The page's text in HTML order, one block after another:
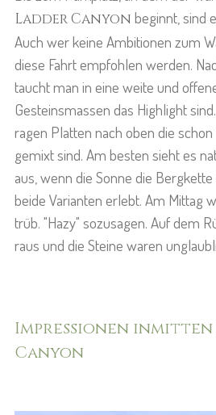
Ladder Canyon beginnt, sind
Auch wer keine Ambitionen zum
diese Fahrt empfohlen werden.
taucht man in eine weite und
Gesteinsmassen das Highlight
ragen Platten nach oben die
gemixt sind. Am besten sieht es
aus, wenn die Sonne die
beide Varianten erlebt. Am Mittag
trüb. "Hazy" sozusagen. Auf dem
raus und die Steine waren
Impressionen inmitten
Canyon